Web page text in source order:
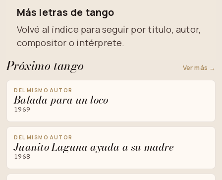
Más letras de tango
Volvé al índice para seguir por título, autor,
compositor o intérprete.
Próximo tango Ver más →
DEL MISMO AUTOR
Balada para un loco
1969
DEL MISMO AUTOR
Juanito Laguna ayuda a su madre
1968